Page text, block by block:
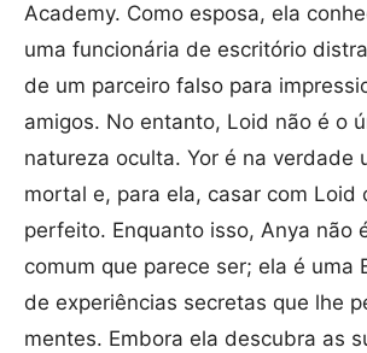
Academy. Como esposa, ela
uma funcionária de escritório
de um parceiro falso para
amigos. No entanto, Loid não é o
natureza oculta. Yor é na verdade
mortal e, para ela, casar com Loid
perfeito. Enquanto isso, Anya não
comum que parece ser; ela é uma
de experiências secretas que lhe
mentes. Embora ela descubra as